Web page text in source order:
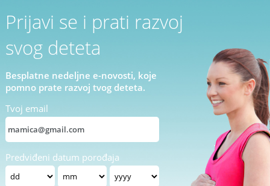
Prijavi se i prati razvoj
svog deteta
Besplatne nedeljne e-novosti, koje
pomno prate razvoj tvog deteta.
Tvoj email
Predviđeni datum porođaja